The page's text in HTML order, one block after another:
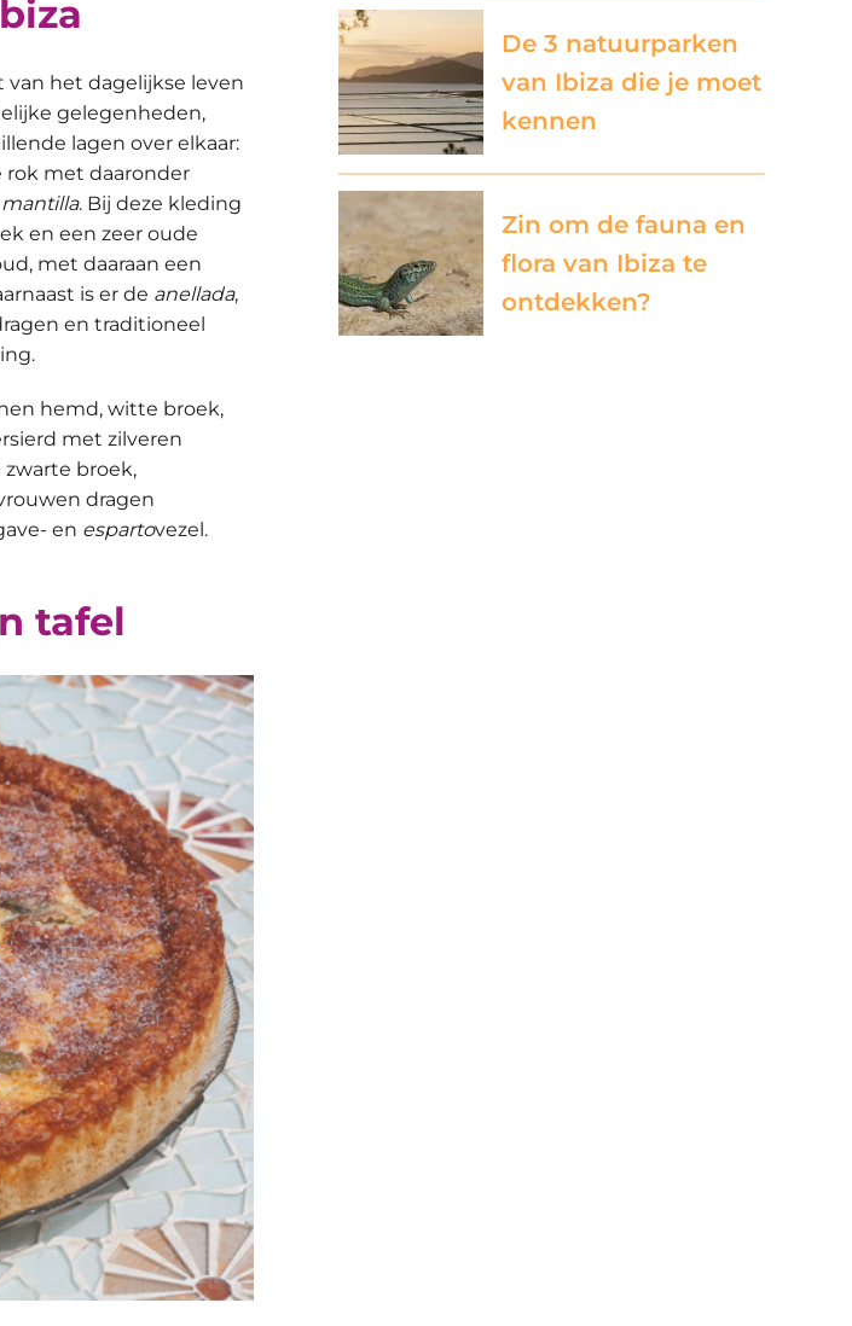
het dagelijkse leven
gelegenheden,
lagen over elkaar:
rok met daaronder
mantilla. Bij deze kleding
en een zeer oude
met daaraan een
is er de anellada,
en traditioneel
hemd, witte broek,
met zilveren
broek,
dragen
en espartovezel.
tafel
De 3 natuurparken
van Ibiza die je moet
kennen
Zin om de fauna en
flora van Ibiza te
ontdekken?